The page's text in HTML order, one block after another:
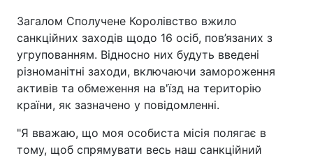
Загалом Сполучене Королівство вжило
санкційних заходів щодо 16 осіб, пов’язаних з
угрупованням. Відносно них будуть введені
різноманітні заходи, включаючи замороження
активів та обмеження на в'їзд на територію
країни, як зазначено у повідомленні.
"Я вважаю, що моя особиста місія полягає в
тому, щоб спрямувати весь наш санкційний